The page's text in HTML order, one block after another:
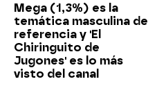
Mega (1,3%) es la
temática masculina de
referencia y 'El
Chiringuito de
Jugones' es lo más
visto del canal